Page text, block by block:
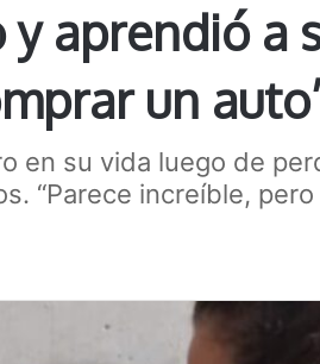
aprendió a
un
en su vida luego de
“Parece increíble,